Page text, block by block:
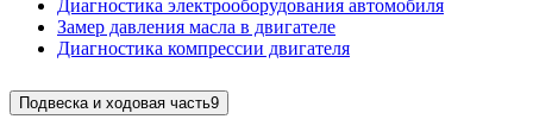
Диагностика электрооборудования автомобиля
Замер давления масла в двигателе
Диагностика компрессии двигателя
Подвеска и ходовая часть9